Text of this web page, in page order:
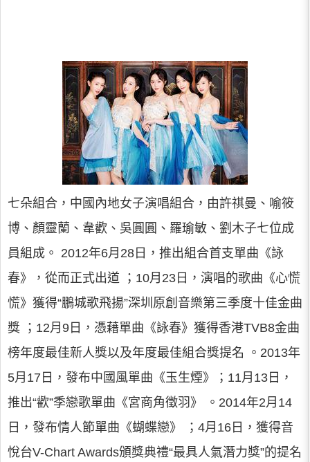
七朵組合，中國內地女子演唱組合，由許祺曼、喻筱
博、顏靈蘭、韋歡、吳圓圓、羅瑜敏、劉木子七位成
員組成。 2012年6月28日，推出組合首支單曲《詠
春》，從而正式出道 ；10月23日，演唱的歌曲《心慌
慌》獲得“鵬城歌飛揚”深圳原創音樂第三季度十佳金曲
獎 ；12月9日，憑藉單曲《詠春》獲得香港TVB8金曲
榜年度最佳新人獎以及年度最佳組合獎提名 。2013年
5月17日，發布中國風單曲《玉生煙》；11月13日，
推出“歡”季戀歌單曲《宮商角徵羽》 。2014年2月14
日，發布情人節單曲《蝴蝶戀》 ；4月16日，獲得音
悅台V-Chart Awards頒獎典禮“最具人氣潛力獎”的提名